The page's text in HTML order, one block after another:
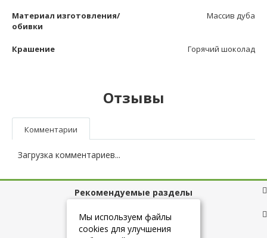
Материал изготовления/
обивки
Массив дуба
Крашение Горячий шоколад
Отзывы
Комментарии
Загрузка комментариев...
Рекомендуемые разделы
Полезные ссылки
Мы используем файлы
cookies для улучшения